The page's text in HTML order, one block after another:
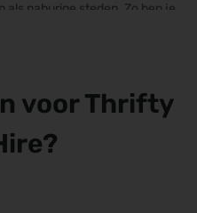
als naburige steden. Zo ben je
Mechelen en bereik je
voor Thrifty